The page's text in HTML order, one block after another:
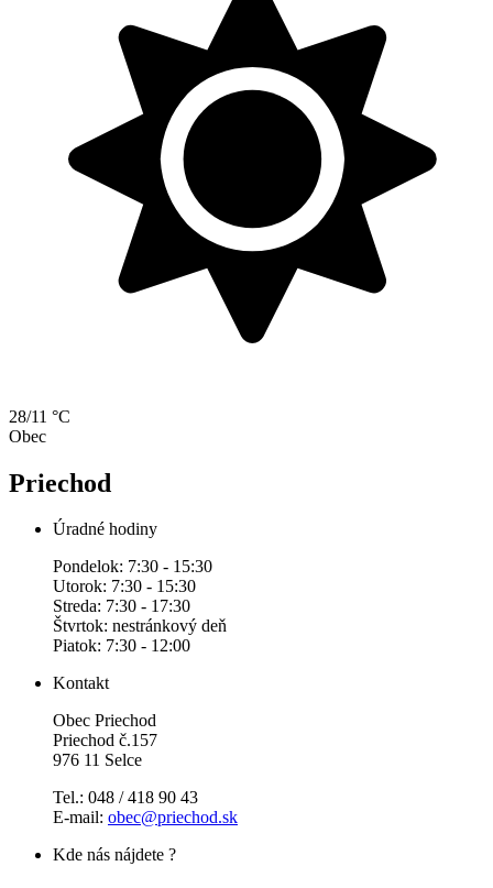
28/11 °C
Obec
Priechod
Úradné hodiny
Pondelok: 7:30 - 15:30
Utorok: 7:30 - 15:30
Streda: 7:30 - 17:30
Štvrtok: nestránkový deň
Piatok: 7:30 - 12:00
Kontakt
Obec Priechod
Priechod č.157
976 11 Selce
Tel.: 048 / 418 90 43
E-mail: obec@priechod.sk
Kde nás nájdete ?